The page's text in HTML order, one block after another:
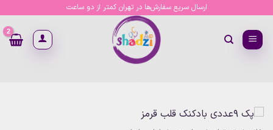
content
ارسال سریع سفارش‌ها در تهران کمتر از دو ساعت